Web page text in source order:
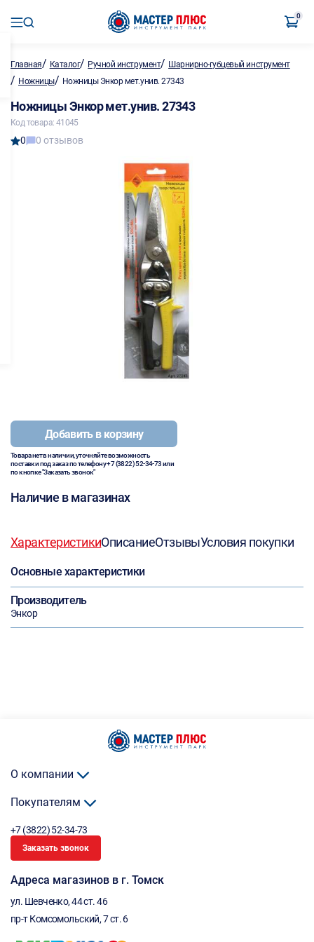
0
Главная/ Каталог/ Ручной инструмент/ Шарнирно-губцевый инструмент
/ Ножницы/ Ножницы Энкор мет.унив. 27343
Ножницы Энкор мет.унив. 27343
Код товара: 41045
0 0 отзывов
Добавить в корзину
Товара нет в наличии, уточняйте возможность
поставки под заказ по телефону+7 (3822) 52-34-73или
по кнопке "Заказать звонок"
Наличие в магазинах
ХарактеристикиОписаниеОтзывыУсловия покупки
Основные характеристики
Производитель
Энкор
О компании
Покупателям
+7 (3822) 52-34-73
Заказать звонок
Адреса магазинов в г. Томск
ул. Шевченко, 44 ст. 46
пр-т Комсомольский, 7 ст. 6